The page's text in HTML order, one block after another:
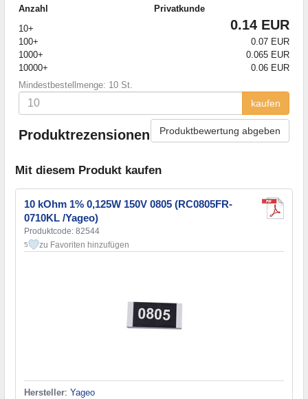
Anzahl
Privatkunde
10+
0.14 EUR
100+
0.07 EUR
1000+
0.065 EUR
10000+
0.06 EUR
Mindestbestellmenge: 10 St.
kaufen
Produktrezensionen Produktbewertung abgeben
Mit diesem Produkt kaufen
10 kOhm 1% 0,125W 150V 0805 (RC0805FR-
0710KL /Yageo)
Produktcode: 82544
5 zu Favoriten hinzufügen
Hersteller: Yageo